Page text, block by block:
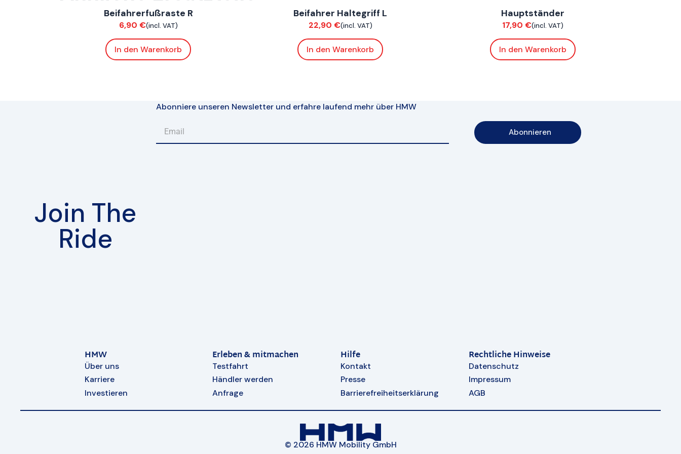
Beifahrerfußraste R
6,90 €(incl. VAT)
In den Warenkorb
Beifahrer Haltegriff L
22,90 €(incl. VAT)
In den Warenkorb
Hauptständer
17,90 €(incl. VAT)
In den Warenkorb
Join The
Ride
Abonniere unseren Newsletter und erfahre laufend mehr über HMW
Abonnieren
HMW
Über uns
Karriere
Investieren
Erleben & mitmachen
Testfahrt
Händler werden
Anfrage
Hilfe
Kontakt
Presse
Barrierefreiheitserklärung
Rechtliche Hinweise
Datenschutz
Impressum
AGB
© 2026 HMW Mobility GmbH